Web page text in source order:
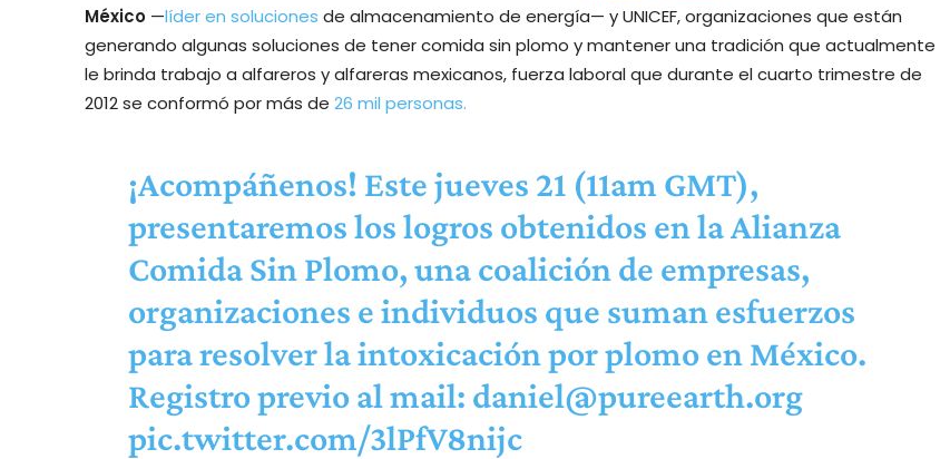
México —líder en soluciones de almacenamiento de energía— y UNICEF, organizaciones que están
generando algunas soluciones de tener comida sin plomo y mantener una tradición que actualmente
le brinda trabajo a alfareros y alfareras mexicanos, fuerza laboral que durante el cuarto trimestre de
2012 se conformó por más de 26 mil personas.
¡Acompáñenos! Este jueves 21 (11am GMT),
presentaremos los logros obtenidos en la Alianza
Comida Sin Plomo, una coalición de empresas,
organizaciones e individuos que suman esfuerzos
para resolver la intoxicación por plomo en México.
Registro previo al mail: daniel@pureearth.org
pic.twitter.com/3lPfV8nijc